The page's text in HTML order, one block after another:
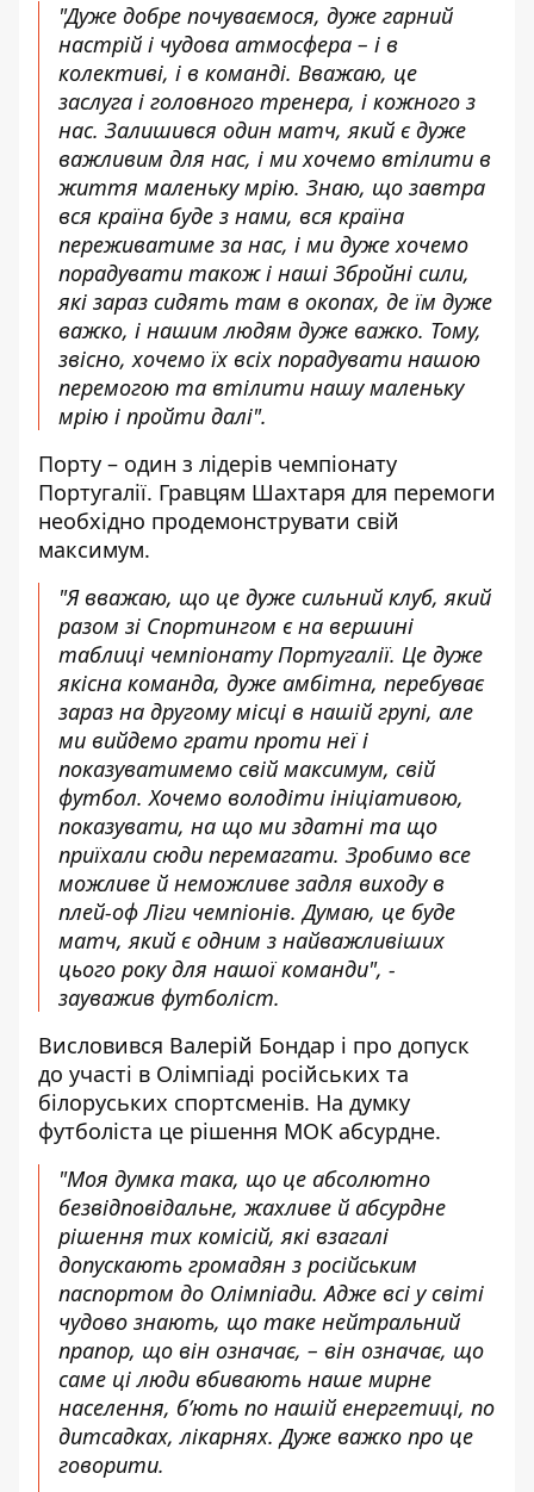
"Дуже добре почуваємося, дуже гарний
настрій і чудова атмосфера – і в
колективі, і в команді. Вважаю, це
заслуга і головного тренера, і кожного з
нас. Залишився один матч, який є дуже
важливим для нас, і ми хочемо втілити в
життя маленьку мрію. Знаю, що завтра
вся країна буде з нами, вся країна
переживатиме за нас, і ми дуже хочемо
порадувати також і наші Збройні сили,
які зараз сидять там в окопах, де їм дуже
важко, і нашим людям дуже важко. Тому,
звісно, хочемо їх всіх порадувати нашою
перемогою та втілити нашу маленьку
мрію і пройти далі".
Порту – один з лідерів чемпіонату
Португалії. Гравцям Шахтаря для перемоги
необхідно продемонструвати свій
максимум.
"Я вважаю, що це дуже сильний клуб, який
разом зі Спортингом є на вершині
таблиці чемпіонату Португалії. Це дуже
якісна команда, дуже амбітна, перебуває
зараз на другому місці в нашій групі, але
ми вийдемо грати проти неї і
показуватимемо свій максимум, свій
футбол. Хочемо володіти ініціативою,
показувати, на що ми здатні та що
приїхали сюди перемагати. Зробимо все
можливе й неможливе задля виходу в
плей-оф Ліги чемпіонів. Думаю, це буде
матч, який є одним з найважливіших
цього року для нашої команди", -
зауважив футболіст.
Висловився Валерій Бондар і про допуск
до участі в Олімпіаді російських та
білоруських спортсменів. На думку
футболіста це рішення МОК абсурдне.
"Моя думка така, що це абсолютно
безвідповідальне, жахливе й абсурдне
рішення тих комісій, які взагалі
допускають громадян з російським
паспортом до Олімпіади. Адже всі у світі
чудово знають, що таке нейтральний
прапор, що він означає, – він означає, що
саме ці люди вбивають наше мирне
населення, б’ють по нашій енергетиці, по
дитсадках, лікарнях. Дуже важко про це
говорити.